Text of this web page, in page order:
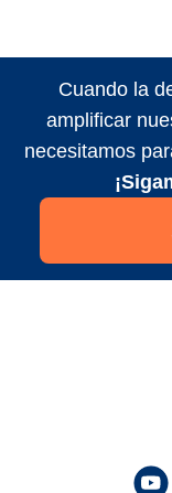
Cuando la
amplificar
necesitamos